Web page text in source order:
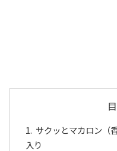
サクッとマカロン（
入り